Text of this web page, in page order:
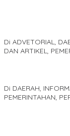
Di ADVETORIAL,
DAN ARTIKEL,
Di DAERAH,
PEMERINTAHAN,